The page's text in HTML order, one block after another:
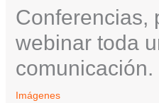
Conferencias,
webinar toda
comunicación.
Imágenes